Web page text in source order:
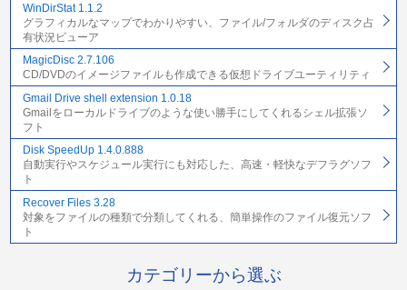
WinDirStat 1.1.2
グラフィカルなマップでわかりやすい、ファイル/フォルダのディスク占
有状況ビューア
MagicDisc 2.7.106
CD/DVDのイメージファイルも作成できる仮想ドライブユーティリティ
Gmail Drive shell extension 1.0.18
Gmailをローカルドライブのような使い勝手にしてくれるシェル拡張ソ
フト
Disk SpeedUp 1.4.0.888
自動実行やスケジュール実行にも対応した、高速・軽快なデフラグソフ
ト
Recover Files 3.28
対象をファイルの種類で分類してくれる、簡単操作のファイル復元ソフ
ト
カテゴリーから選ぶ